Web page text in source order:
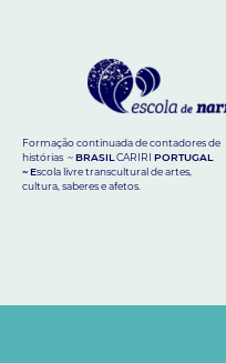
Formação continuada de contadores de
histórias ~BRASIL CARIRI PORTUGAL
~Escola livre transcultural de artes,
cultura, saberes e afetos.